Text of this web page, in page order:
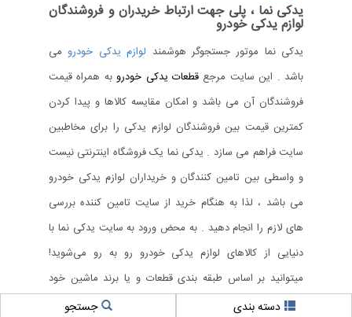
دسته بندی جستجو
یدکی نما ، پلی جهت ارتباط خریدران و فروشندگان
لوازم یدکی خودرو
یدکی نما موتور جستجوگر هوشمند لوازم یدکی خودرو می
باشد . این سایت مرجع قطعات یدکی خودروبه همراه قیمت
فروشندگان آن می باشد و امکان مقایسه کالاها و پیدا کردن
کمترین قیمت بین فروشندگان لوازم یدکی را برای مخاطبین
سایت فراهم می سازد . یدکی نما یک فروشگاه اینترنتی نیست
و واسطی بین تامین کنندگان و خریداران لوازم یدکی خودرو
می باشد ، لذا به هنگام خرید از سایت تامین کننده بررسی
های لازم را انجام دهید . به محض ورود به سایت یدکی نما با
دنیایی از کالاهای لوازم یدکی خودرو رو به رو می‌شوید!
میتوانید بر اساس طبقه بندی قطعات و یا برند ماشین خود
جستجو را بین کالاها آغاز نمایید .